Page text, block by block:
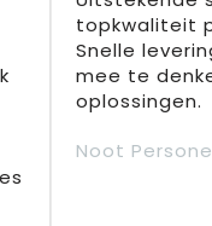
topkwaliteit
Snelle
mee te
oplossingen.
Noot